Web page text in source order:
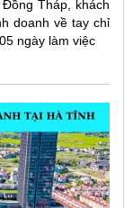
Tháp, khách
doanh về tay chỉ
ngày làm việc